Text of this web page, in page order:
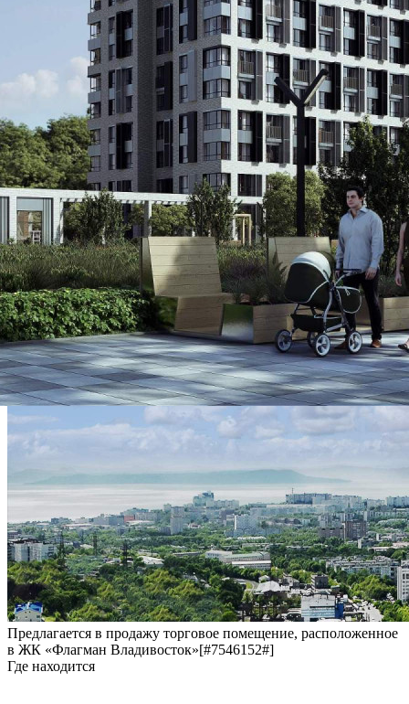
Предлагается в продажу торговое помещение, расположенное
в ЖК «Флагман Владивосток»[#7546152#]
Где находится